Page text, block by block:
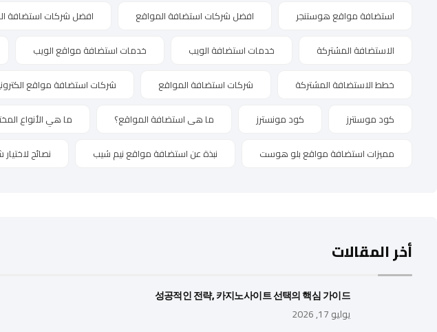
استضافة مواقع هوستنجر افضل شركات استضافة المواقع افضل شركات استضافة
الاستضافة المشتركة خدمات استضافة الويب خدمات استضافة مواقع الويب
خطط الاستضافة المشتركة شركات استضافة المواقع شركات استضافة مواقع
كود موسنترز كود مونسترز ما هى استضافة المواقع؟ ما هي الأنواع
مميزات استضافة مواقع بلو هوست نبذة عن استضافة مواقع نيم شيب نصائح
أخر المقالات
성공적인 전략, 카지노사이트 선택의 핵심 가이드
يوليو 17, 2026